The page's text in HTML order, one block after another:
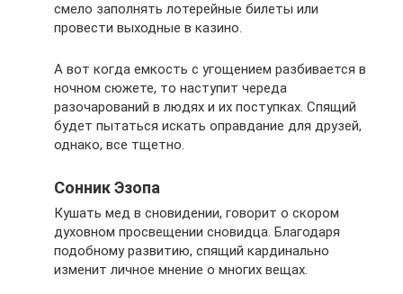
смело заполнять лотерейные билеты или
провести выходные в казино.
А вот когда емкость с угощением разбивается в
ночном сюжете, то наступит череда
разочарований в людях и их поступках. Спящий
будет пытаться искать оправдание для друзей,
однако, все тщетно.
Сонник Эзопа
Кушать мед в сновидении, говорит о скором
духовном просвещении сновидца. Благодаря
подобному развитию, спящий кардинально
изменит личное мнение о многих вещах.